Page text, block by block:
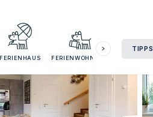
FERIENHAUS FERIENWOHNUNG
TIPPS